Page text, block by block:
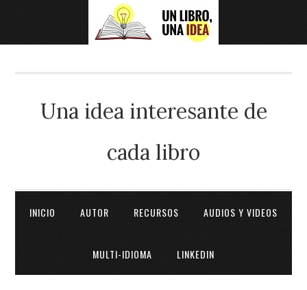
Una idea interesante de
cada libro
INICIO AUTOR RECURSOS AUDIOS Y VIDEOS
MULTI-IDIOMA LINKEDIN